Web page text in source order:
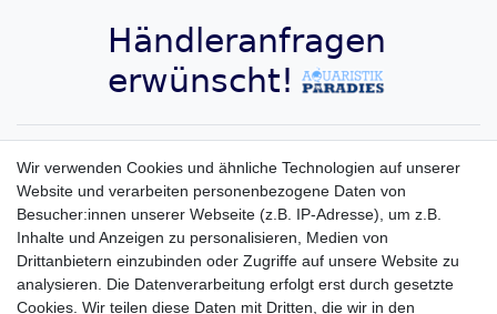
Aquaristik-Paradies Newsletter
E-MAIL **
Newsletter
Honig
Hiermit bestätige ich, dass ich dieDaten­schutz­erklärunggelesen habe. Meine
Einwilligung kann ich jederzeit widerrufen.**
Wir verwenden Cookies und ähnliche Technologien auf unserer
Website und verarbeiten personenbezogene Daten von
Besucher:innen unserer Webseite (z.B. IP-Adresse), um z.B.
Inhalte und Anzeigen zu personalisieren, Medien von
Drittanbietern einzubinden oder Zugriffe auf unsere Website zu
analysieren. Die Datenverarbeitung erfolgt erst durch gesetzte
Cookies. Wir teilen diese Daten mit Dritten, die wir in den